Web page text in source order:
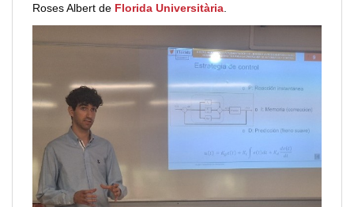
Roses Albert de Florida Universitària